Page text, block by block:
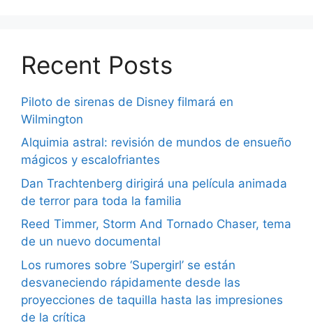
Recent Posts
Piloto de sirenas de Disney filmará en
Wilmington
Alquimia astral: revisión de mundos de ensueño
mágicos y escalofriantes
Dan Trachtenberg dirigirá una película animada
de terror para toda la familia
Reed Timmer, Storm And Tornado Chaser, tema
de un nuevo documental
Los rumores sobre ‘Supergirl’ se están
desvaneciendo rápidamente desde las
proyecciones de taquilla hasta las impresiones
de la crítica